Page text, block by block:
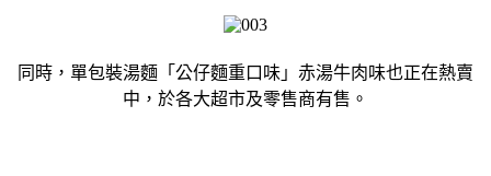
同時，單包裝湯麵「公仔麵重口味」赤湯牛肉味也正在熱賣
中，於各大超市及零售商有售。